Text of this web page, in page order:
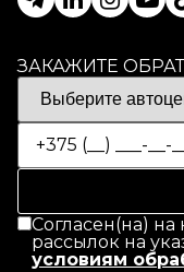
ЗАКАЖИТЕ
Согласен(на)
рассылок на
условиям